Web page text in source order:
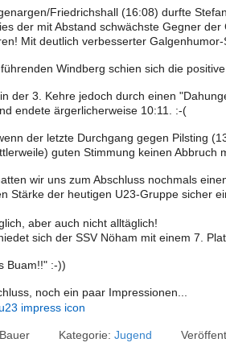
Friedrichshall (16:08) durfte
der mit Abstand schwächste Gegner
Mit deutlich verbesserter
Windberg schien sich die
der 3. Kehre jedoch durch einen
endete ärgerlicherweise 10:11. :-(
der letzte Durchgang gegen Pilsting
guten Stimmung keinen Abbruch
wir uns zum Abschluss nochmals
Stärke der heutigen U23-Gruppe sicher
aber auch nicht alltäglich!
sich der SSV Nöham mit einem 7.
Buam!!" :-))
noch ein paar Impressionen...
Kategorie:Jugend